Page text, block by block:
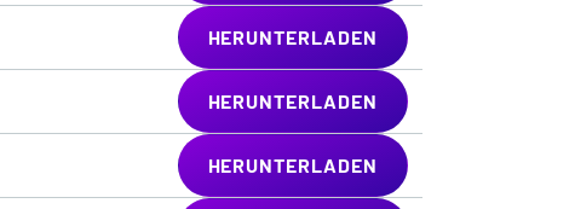
HERUNTERLADEN
HERUNTERLADEN
HERUNTERLADEN